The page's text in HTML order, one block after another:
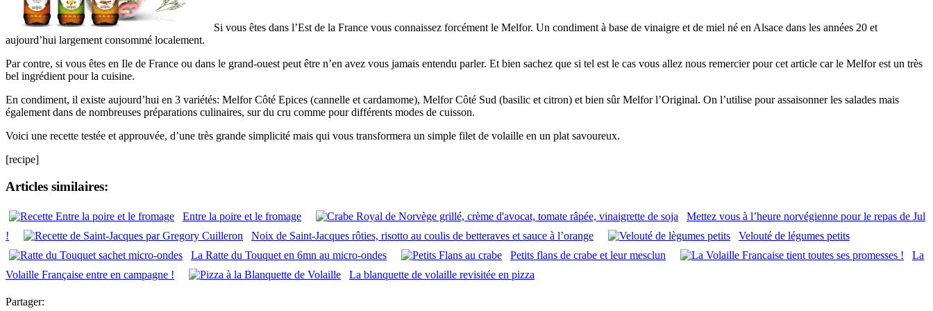
Si vous êtes dans l’Est de la France vous connaissez forcément le Melfor. Un condiment à base de vinaigre et de miel né en Alsace dans les années 20 et
aujourd’hui largement consommé localement.
Par contre, si vous êtes en Ile de France ou dans le grand-ouest peut être n’en avez vous jamais entendu parler. Et bien sachez que si tel est le cas vous allez nous remercier pour cet article car le Melfor est un très
bel ingrédient pour la cuisine.
En condiment, il existe aujourd’hui en 3 variétés: Melfor Côté Epices (cannelle et cardamome), Melfor Côté Sud (basilic et citron) et bien sûr Melfor l’Original. On l’utilise pour assaisonner les salades mais
également dans de nombreuses préparations culinaires, sur du cru comme pour différents modes de cuisson.
Voici une recette testée et approuvée, d’une très grande simplicité mais qui vous transformera un simple filet de volaille en un plat savoureux.
[recipe]
Articles similaires:
Entre la poire et le fromage
Mettez vous à l’heure norvégienne pour le repas de Jul
!
Noix de Saint-Jacques rôties, risotto au coulis de betteraves et sauce à l’orange
Velouté de légumes petits
La Ratte du Touquet en 6mn au micro-ondes
Petits flans de crabe et leur mesclun
La
Volaille Française entre en campagne !
La blanquette de volaille revisitée en pizza
Partager: